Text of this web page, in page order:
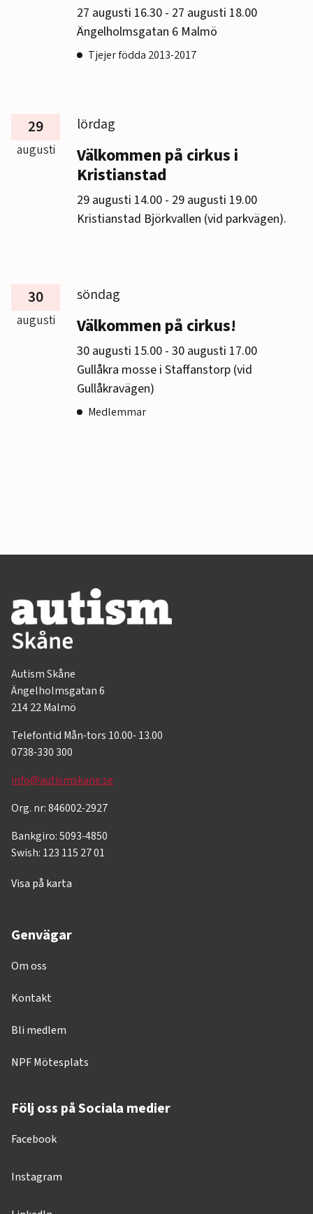
27 augusti 16.30 till
- 27 augusti 18.00
Ängelholmsgatan 6 Malmö
Tjejer födda 2013-2017
29
augusti
lördag
Välkommen på cirkus i
Kristianstad
29 augusti 14.00 till
- 29 augusti 19.00
Kristianstad Björkvallen (vid parkvägen).
30
augusti
söndag
Välkommen på cirkus!
30 augusti 15.00 till
- 30 augusti 17.00
Gullåkra mosse i Staffanstorp (vid
Gullåkravägen)
Medlemmar
Autism Skåne
Ängelholmsgatan 6
214 22 Malmö
Telefontid Mån-tors 10.00- 13.00
0738-330 300
info@autismskane.se
Org. nr: 846002-2927
Bankgiro: 5093-4850
Swish: 123 115 27 01
Visa på karta
Genvägar
Om oss
Kontakt
Bli medlem
NPF Mötesplats
Följ oss på Sociala medier
Facebook
Instagram